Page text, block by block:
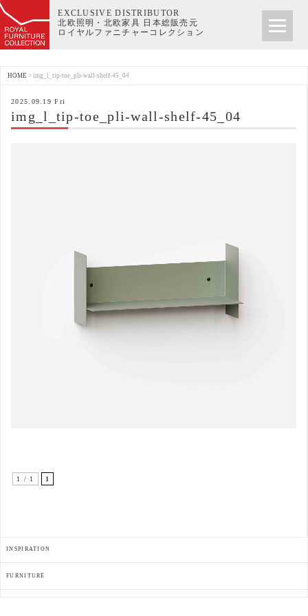
EXCLUSIVE DISTRIBUTOR
北欧照明・北欧家具 日本総販売元
ロイヤルファニチャーコレクション
HOME > img_l_tip-toe_pli-wall-shelf-45_04
2025.09.19 Fri
img_l_tip-toe_pli-wall-shelf-45_04
1 / 1 1
INSPIRATION
FURNITURE